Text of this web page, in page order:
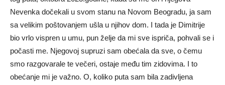
Nevenka dočekali u svom stanu na Novom Beogradu, ja sam
sa velikim poštovanjem ušla u njihov dom. I tada je Dimitrije
bio vrlo vispren u umu, pun želje da mi sve ispriča, pohvali se i
počasti me. Njegovoj supruzi sam obećala da sve, o čemu
smo razgovarale te večeri, ostaje među tim zidovima. I to
obećanje mi je važno. O, koliko puta sam bila zadivljena